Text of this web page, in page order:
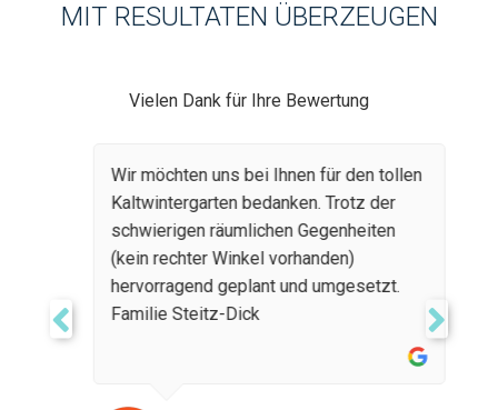
MIT RESULTATEN ÜBERZEUGEN
Vielen Dank für Ihre Bewertung
Wir möchten uns bei Ihnen für den tollen
Kaltwintergarten bedanken. Trotz der
schwierigen räumlichen Gegenheiten
(kein rechter Winkel vorhanden)
hervorragend geplant und umgesetzt.
Familie Steitz-Dick